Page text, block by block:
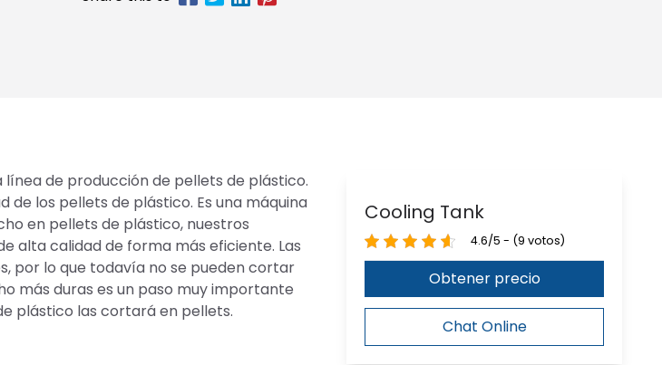
de producción de pellets de plástico.
los pellets de plástico. Es una máquina
en pellets de plástico, nuestros
alta calidad de forma más eficiente. Las
por lo que todavía no se pueden cortar
más duras es un paso muy importante
plástico las cortará en pellets.
Cooling Tank
4.6/5 - (9 votos)
Obtener precio
Chat Online